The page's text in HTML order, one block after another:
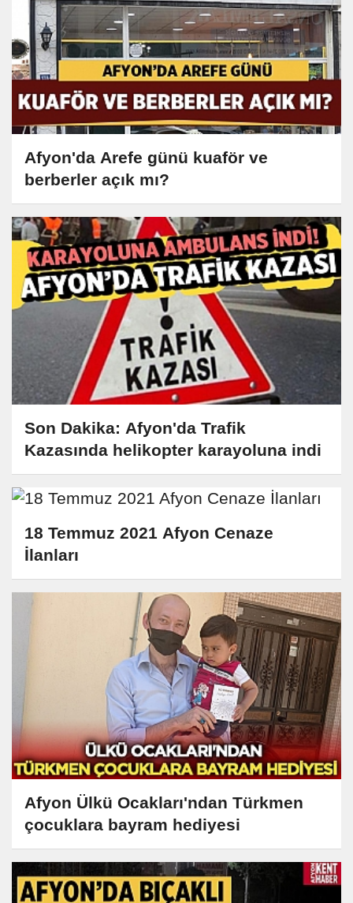
Afyon'da Arefe günü kuaför ve
berberler açık mı?
Son Dakika: Afyon'da Trafik
Kazasında helikopter karayoluna indi
18 Temmuz 2021 Afyon Cenaze
İlanları
Afyon Ülkü Ocakları'ndan Türkmen
çocuklara bayram hediyesi